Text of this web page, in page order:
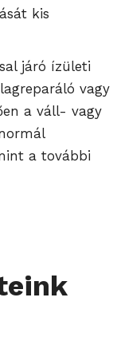
kis
járó ízületi
vagy
a váll- vagy
a további